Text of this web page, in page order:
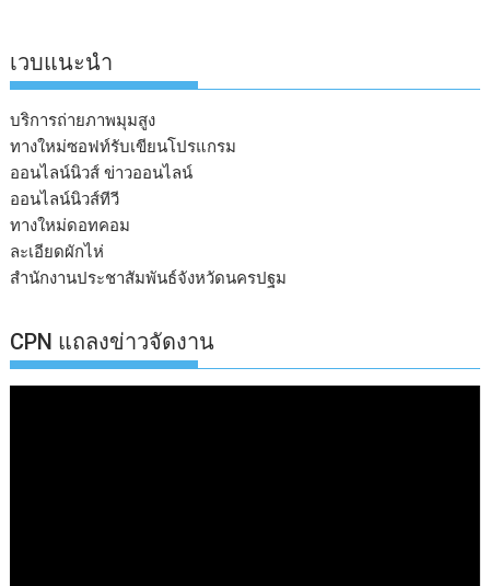
เวบแนะนำ
บริการถ่ายภาพมุมสูง
ทางใหม่ซอฟท์รับเขียนโปรแกรม
ออนไลน์นิวส์ ข่าวออนไลน์
ออนไลน์นิวส์ทีวี
ทางใหม่ดอทคอม
ละเอียดผักไห่
สำนักงานประชาสัมพันธ์จังหวัดนครปฐม
CPN แถลงข่าวจัดงาน